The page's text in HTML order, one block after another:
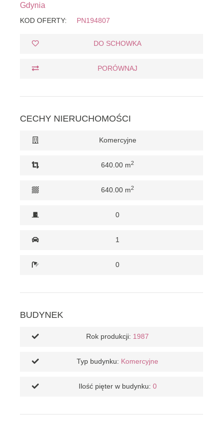
Gdynia
KOD OFERTY: PN194807
DO SCHOWKA
PORÓWNAJ
CECHY NIERUCHOMOŚCI
Komercyjne
640.00 m2
640.00 m2
0
1
0
BUDYNEK
Rok produkcji: 1987
Typ budynku: Komercyjne
Ilość pięter w budynku: 0